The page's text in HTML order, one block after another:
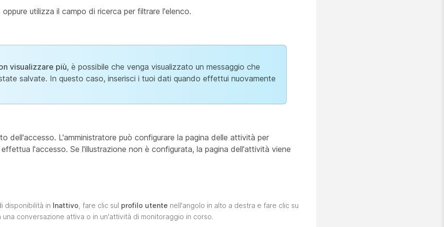
oppure utilizza il campo di ricerca per filtrare l'elenco.
visualizzare più, è possibile che venga visualizzato un messaggio che
salvate. In questo caso, inserisci i tuoi dati quando effettui nuovamente
dell'accesso. L'amministratore può configurare la pagina delle attività per
l'accesso. Se l'illustrazione non è configurata, la pagina dell'attività viene
disponibilità in Inattivo , fare clic sul profilo utente nell'angolo in alto a destra e fare clic su
conversazione attiva o in un'attività di monitoraggio in corso.